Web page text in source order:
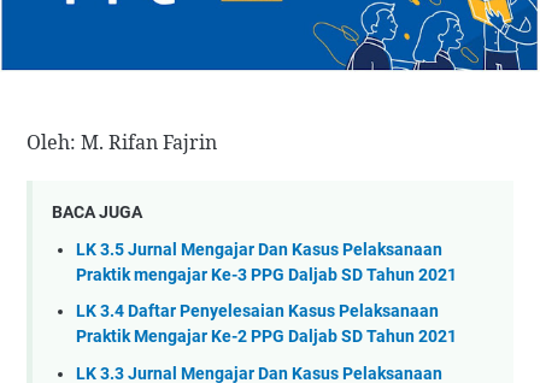
Oleh: M. Rifan Fajrin
BACA JUGA
LK 3.5 Jurnal Mengajar Dan Kasus Pelaksanaan
Praktik mengajar Ke-3 PPG Daljab SD Tahun 2021
LK 3.4 Daftar Penyelesaian Kasus Pelaksanaan
Praktik Mengajar Ke-2 PPG Daljab SD Tahun 2021
LK 3.3 Jurnal Mengajar Dan Kasus Pelaksanaan